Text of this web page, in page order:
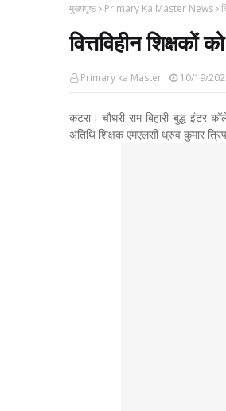
मुख्यपृष्ठ Primary Ka Master News
वित्तविहीन शिक्षकों
Primary ka Master 10/19/
कटरा। चौधरी राम बिहारी बुद्ध
अतिथि शिक्षक एमएलसी ध्रुव कुमार